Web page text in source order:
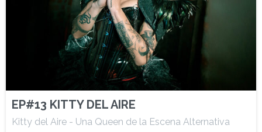
EP#13 KITTY DEL AIRE
Kitty del Aire - Una Queen de la Escena Alternativa